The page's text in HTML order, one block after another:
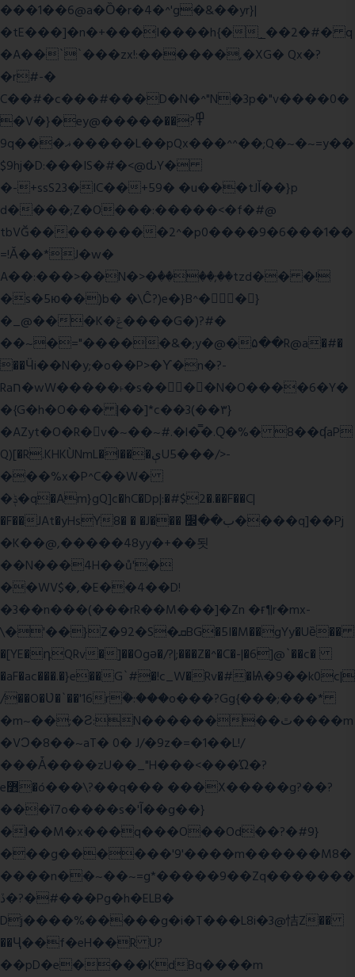
���1��6@a�Ȍ�r�4�^'g�&��yr}|
�tE���]�n�+���I����h{�_̣��2�#� q
�A��``���zx!:������,�XG� Qx�?
�r#-�
C��#�c���#���D�N�^"N�3p�"v����0�
�V�}�ey@�����߾?��
9q���ޣ�����L��pQx���^^��;Q�~�~=y��
$9hj�D:���IS�#�<@ԃY�
�-+ssS23�IC��+59� �u���tJǏ��}p
d����;Z�O���:�����<�f�#@
tbVĞ���������2^�p0����9�6���1��
=!Ǎ��*J�w�
A��:���>��N�>�ٝ����;��tzd�� �!
�s�5ю��)b� �\Ĉ?)e�}B^��}
�_@���K�ݝ����G�)?#�
��~�="�����&�;y�@�۵��R@a�#�
��Ӵi��N�y;�o��P>�ϒ�n�?­
Raח�wW�����˫�s����N�O����6�Y�
�{G�h�O��� |��]*c��3(��٣}
�AZyt�O�R�v�~��~#.�l�̿�.Ԛ�%� 8��ʠaP
Q)[�R.KHKÙNmL�l���ېU5���/>-
���%x�P^C��W�
�ݙ�q�Am}gQ]c�hC�Dp|:�#$2�.��F��C|
�F��JAt�yHsY8� � �J��� ب��׼����q]��Pj
�K��@,�����48yy�+��됫
��N���4H��ů'�
��WV$�,�E��4��D!
�3��n���(���rR��M���]�Zn �ғ¶r�mx-
\�'��}Z�92�S�ܩBG�5I�M��gYy�Uȅ��
�[YE�դQRv�]��Ogə�/?|;���Z�^�C�-|�6]@`��c�
�aF�ac���.�}e��G`#�!c_W�Rv�#�Ѩ�9��k0c|
/��O�Ʋ�`��'16rؒ�:���o���?Gg{���;���*
�m~��;�Ƨ:N��������ٿ����m
�VϽ�8��~aT� 0� J/�9z�=�1��L!/
���Ǡ����zU��_"H���<���Ώ�?
e߻�ó���\?��q��� ���X�����g?��?
���ϊ7o����s�'Ĩ��g��}
�l��M�x���q���O��Od��?�#9}
���g������'9'����m������M8�
����n��~��~=g*�����9��Zq�������
ڏ�?�#���Pg�h�ELB�
Dj����%�����g�i�T���L8i�3@恄Z��
��Ҷ��f�eH��R U?
��pD�e����KdBq����m